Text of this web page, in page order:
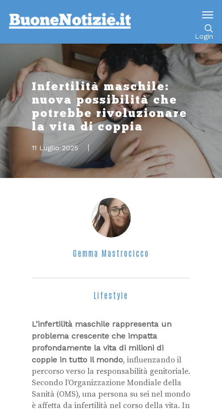
Login
Infertilità maschile:
nuova possibilità che
potrebbe rivoluzionare
la vita di coppia
11 Luglio 2025
Gemma Mastrocicco
Lifestyle
L’infertilità maschile rappresenta un
problema crescente che impatta
profondamente la vita di milioni di
coppie in tutto il mondo, influenzando il
percorso verso la responsabilità genitoriale.
Secondo l’Organizzazione Mondiale della
Sanità (OMS), una persona su sei nel mondo
è affetta da infertilità nel corso della vita. In
Go to mobile version